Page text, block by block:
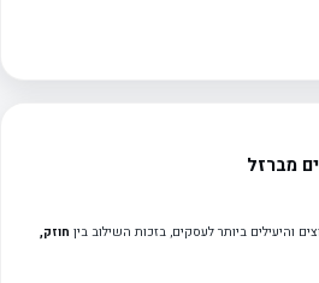
מברזל
והיעילים ביותר לעסקים, בזכות השילוב בין חוזק,